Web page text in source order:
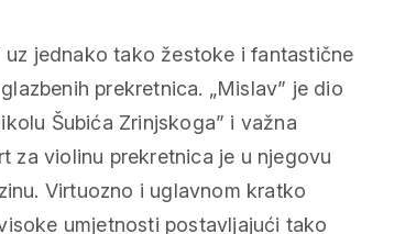
uz jednako tako žestoke i fantastične
prekretnica. „Mislav” je dio
Šubića Zrinjskoga” i važna
za violinu prekretnica je u njegovu
Virtuozno i uglavnom kratko
umjetnosti postavljajući tako